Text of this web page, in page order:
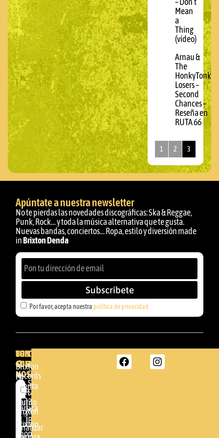
– Don’t
Mean
a
Thing
(vídeo)
Arnau &
The
HonkyTonk
Losers –
Second
Chances –
Reseña en
RUTA 66
1 2 3
Apúntate a nuestra newsletter
No te pierdas las novedades discográficas: Ska & Reggae,
Punk, Rock… y toda la música alternativa que te gusta.
Nuevas bandas, conciertos… Ropa, estilo y diversión made
in Brixton Denda
Por favor, acepta nuestra política de privacidad
Subscríbete
BRIXTON
DENDA -
SHOP
Somera
24
48005 -
BILBAO
(+34)
BRIXTON
Brixton
Records
GBR
Música
Brixton
Shop
TU
CUENTA
Mi
cuenta
Carrito
Brixton
Finalizar
CONTACTA
CON
NOSOTROS
Por
favor,
acepta
nuestra